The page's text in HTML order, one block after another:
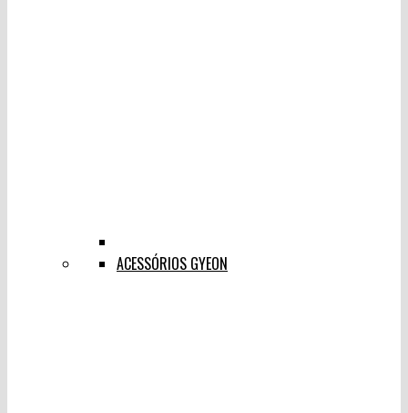
ACESSÓRIOS GYEON